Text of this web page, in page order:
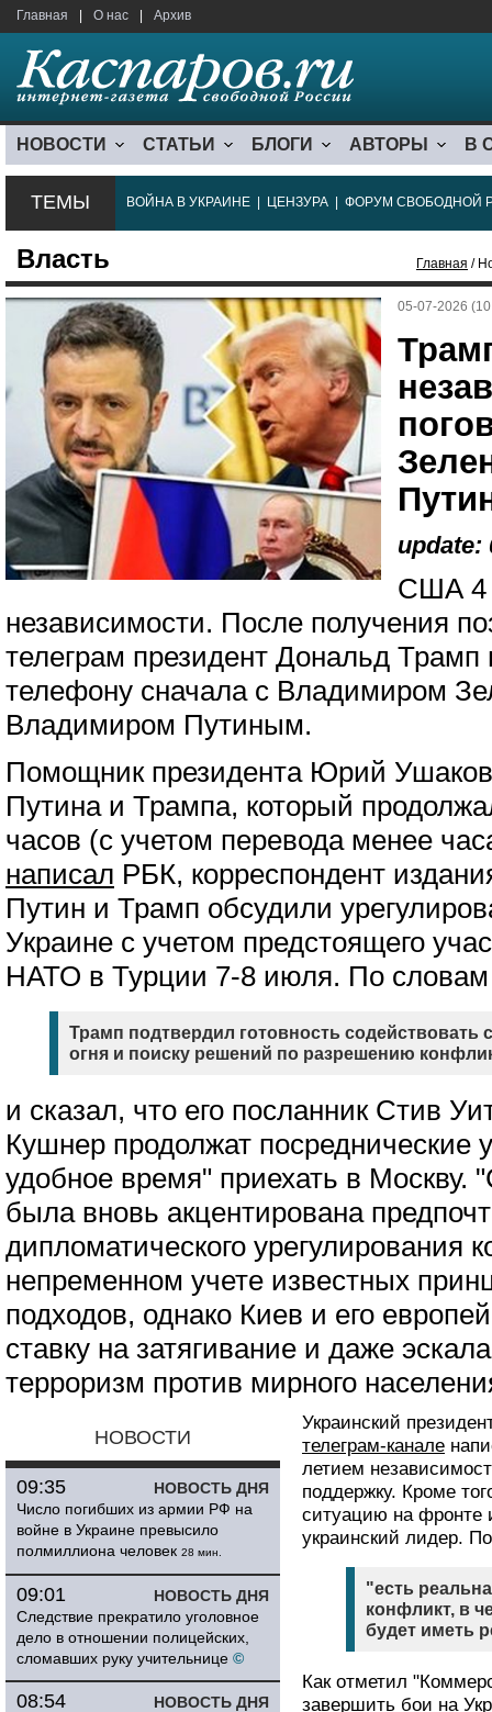
Главная О нас Архив
НОВОСТИ СТАТЬИ БЛОГИ АВТОРЫ В
ТЕМЫ ВОЙНА В УКРАИНЕ ЦЕНЗУРА ФОРУМ СВОБОДНОЙ
Власть Главная /
05-07-2026
update:
США 4
независимости. После получения
телеграм президент Дональд Трамп
телефону сначала с Владимиром
Владимиром Путиным.
Помощник президента Юрий Ушаков
Путина и Трампа, который
часов (с учетом перевода менее
написал РБК, корреспондент
Путин и Трамп обсудили
Украине с учетом предстоящего
НАТО в Турции 7-8 июля. По
Трамп подтвердил готовность
огня и поиску решений по разрешению
и сказал, что его посланник Стив
Кушнер продолжат посреднические
удобное время" приехать в Москву.
была вновь акцентирована
дипломатического урегулирования
непременном учете известных
подходов, однако Киев и его
ставку на затягивание и даже
терроризм против мирного
НОВОСТИ
НОВОСТЬ ДНЯ
09:35
Число погибших из армии РФ на
войне в Украине превысило
полмиллиона человек 28 мин.
НОВОСТЬ ДНЯ
09:01
Следствие прекратило уголовное
дело в отношении полицейских,
сломавших руку учительнице ©
НОВОСТЬ ДНЯ
08:54
Украинский
телеграм-канале
летием
поддержку. Кроме
ситуацию на фронте
украинский лидер.
"есть
конфликт, в
будет иметь
Как отметил
завершить бои на